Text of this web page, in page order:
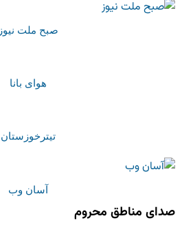
صبح ملت نیوز
هوای بانا
تیترخوزستان
آسان وب
صدای مناطق محروم